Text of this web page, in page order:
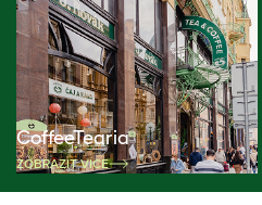
CoffeeTearia
ZOBRAZIT VÍCE